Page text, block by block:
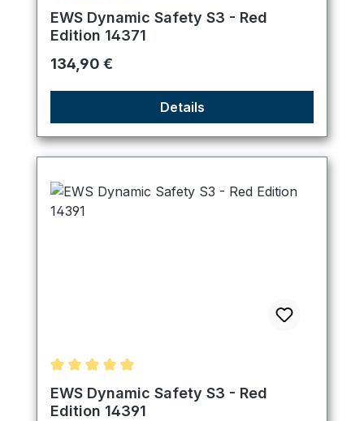
Durchschnittliche Bewertung von 5 von 5 Sternen
EWS Dynamic Safety S3 - Red
Edition 14371
Regulärer Preis:
134,90 €
Details
Durchschnittliche Bewertung von 4.89 von 5
EWS Dynamic Safety S3 - Red
Edition 14391